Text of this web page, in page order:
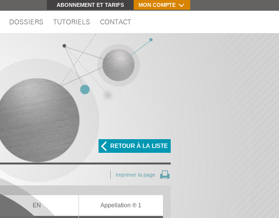
ABONNEMENT ET TARIFS MON COMPTE
DOSSIERS TUTORIELS CONTACT
RETOUR À LA LISTE
Imprimer la page
EN Appellation ® 1